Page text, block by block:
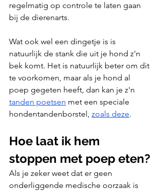
regelmatig op controle te laten gaan
bij de dierenarts.
Wat ook wel een dingetje is is
natuurlijk de stank die uit je hond z'n
bek komt. Het is natuurlijk beter om dit
te voorkomen, maar als je hond al
poep gegeten heeft, dan kan je z'n
tanden poetsen met een speciale
hondentandenborstel, zoals deze.
Hoe laat ik hem
stoppen met poep eten?
Als je zeker weet dat er geen
onderliggende medische oorzaak is